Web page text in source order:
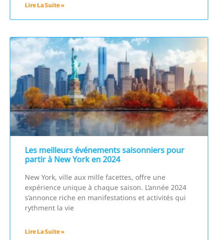
Lire La Suite »
Les meilleurs événements saisonniers pour
partir à New York en 2024
New York, ville aux mille facettes, offre une
expérience unique à chaque saison. L’année 2024
s’annonce riche en manifestations et activités qui
rythment la vie
Lire La Suite »